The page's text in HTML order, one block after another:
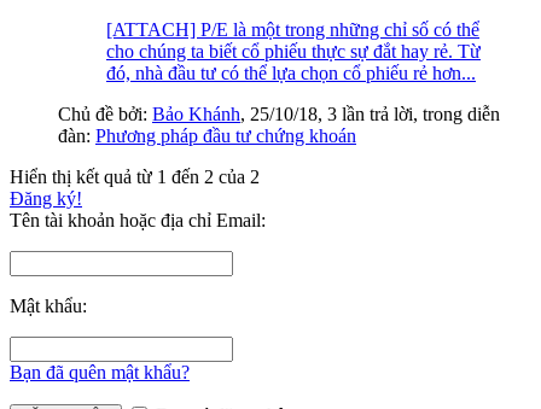
[ATTACH] P/E là một trong những chỉ số có thể
cho chúng ta biết cổ phiếu thực sự đắt hay rẻ. Từ
đó, nhà đầu tư có thể lựa chọn cổ phiếu rẻ hơn...
Chủ đề bởi: Bảo Khánh, 25/10/18, 3 lần trả lời, trong diễn
đàn: Phương pháp đầu tư chứng khoán
Hiển thị kết quả từ 1 đến 2 của 2
Đăng ký!
Tên tài khoản hoặc địa chỉ Email:
Mật khẩu:
Bạn đã quên mật khẩu?